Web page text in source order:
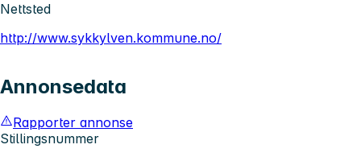
Nettsted
http://www.sykkylven.kommune.no/
Annonsedata
Rapporter annonse
Stillingsnummer